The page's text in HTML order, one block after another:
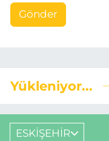
Gönder
Yükleniyor...
ESKİŞEHİR